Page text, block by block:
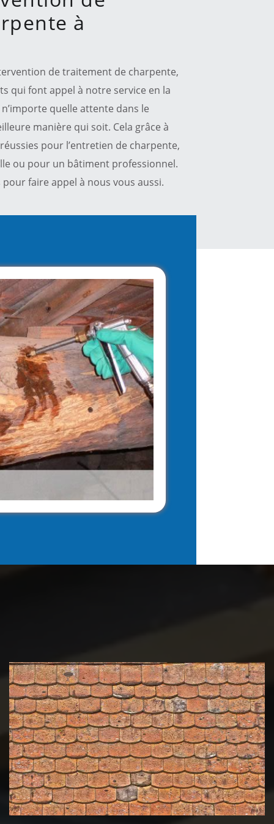
à
de traitement de charpente,
qui font appel à notre service en la
quelle attente dans le
manière qui soit. Cela grâce à
pour l’entretien de charpente,
ou pour un bâtiment professionnel.
faire appel à nous vous aussi.
Nettoyage et démoussage de
toiture 39 Jura